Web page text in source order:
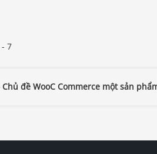
Chủ đề WooC Commerce một sản